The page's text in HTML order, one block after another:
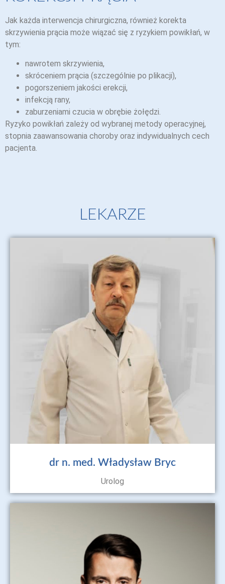
Jak każda interwencja chirurgiczna, również korekta
skrzywienia prącia może wiązać się z ryzykiem powikłań, w
tym:
nawrotem skrzywienia,
skróceniem prącia (szczególnie po plikacji),
pogorszeniem jakości erekcji,
infekcją rany,
zaburzeniami czucia w obrębie żołędzi.
Ryzyko powikłań zależy od wybranej metody operacyjnej,
stopnia zaawansowania choroby oraz indywidualnych cech
pacjenta.
LEKARZE
dr n. med. Władysław Bryc
Urolog